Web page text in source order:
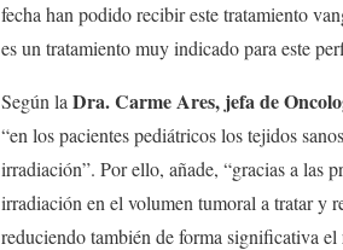
fecha han podido recibir este tratamiento
es un tratamiento muy indicado para este
Según la Dra. Carme Ares, jefa de
“en los pacientes pediátricos los tejidos
irradiación”. Por ello, añade, “gracias a las
irradiación en el volumen tumoral a tratar y
reduciendo también de forma significativa